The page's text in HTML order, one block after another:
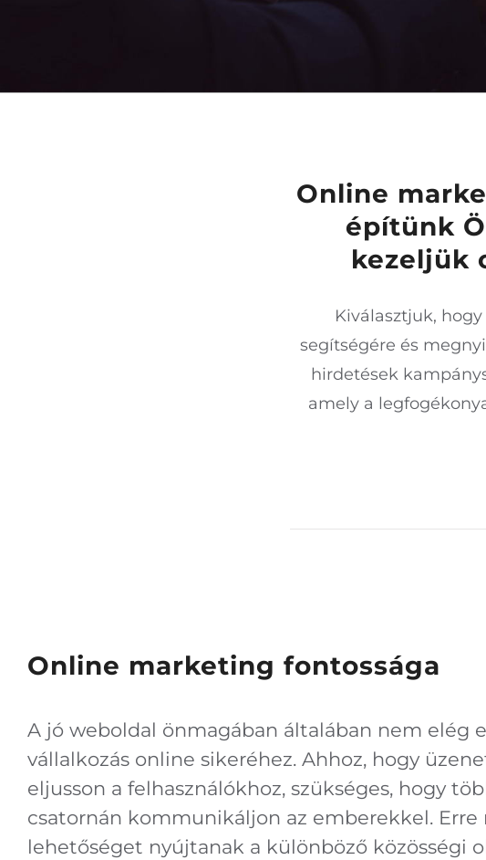
Online
építünk
kezeljük
Kiválasztjuk,
segítségére és
hirdetések
amely a
Online marketing fontossága
A jó weboldal önmagában általában nem elég
vállalkozás online sikeréhez. Ahhoz, hogy
eljusson a felhasználókhoz, szükséges, hogy
csatornán kommunikáljon az emberekkel. Erre
lehetőséget nyújtanak a különböző közösségi